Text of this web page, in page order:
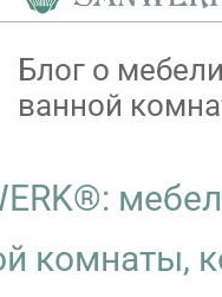
Блог о
ванной
комнаты,